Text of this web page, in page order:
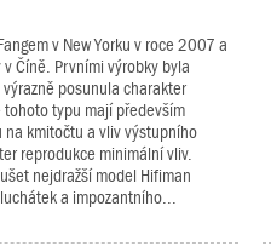
v New Yorku v roce 2007 a
Číně. Prvními výrobky byla
posunula charakter
typu mají především
kmitočtu a vliv výstupního
reprodukce minimální vliv.
nejdražší model Hifiman
a impozantního...